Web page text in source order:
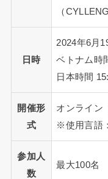
（
日時
2024年6月
ベトナム時
日本時間
開催形
式
オンライン
※使用言語
参加人
数
最大100名